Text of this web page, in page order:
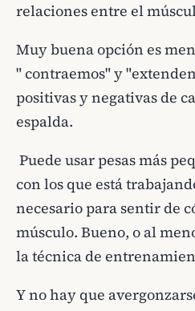
relaciones entre el
Muy buena opción es
" contraemos" y
positivas y negativas de
espalda.
Puede usar pesas más
con los que está
necesario para sentir de
músculo. Bueno, o al
la técnica de
Y no hay que